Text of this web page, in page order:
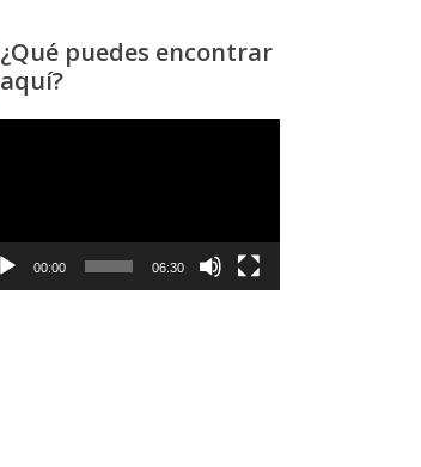
¿Qué puedes encontrar
aquí?
00:00 06:30